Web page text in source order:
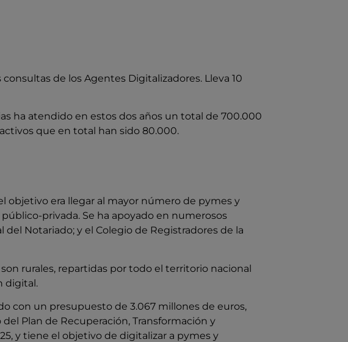
de los Agentes Digitalizadores. Lleva 10
ha atendido en estos dos años un total de 700.000
que en total han sido 80.000.
objetivo era llegar al mayor número de pymes y
privada. Se ha apoyado en numerosos
del Notariado; y el Colegio de Registradores de la
rurales, repartidas por todo el territorio nacional
digital.
con un presupuesto de 3.067 millones de euros,
Plan de Recuperación, Transformación y
y tiene el objetivo de digitalizar a pymes y